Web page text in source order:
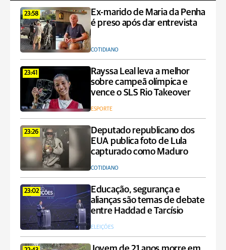
23:58
Ex-marido de Maria da Penha
é preso após dar entrevista
COTIDIANO
23:41
Rayssa Leal leva a melhor
sobre campeã olímpica e
vence o SLS Rio Takeover
ESPORTE
23:26
Deputado republicano dos
EUA publica foto de Lula
capturado como Maduro
COTIDIANO
23:02
Educação, segurança e
alianças são temas de debate
entre Haddad e Tarcísio
ELEIÇÕES